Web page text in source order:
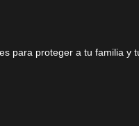
para proteger a tu familia y